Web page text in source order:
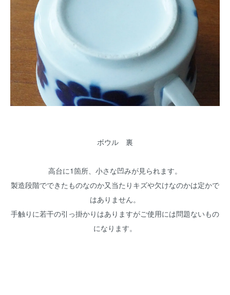
ボウル 裏
高台に1箇所、小さな凹みが見られます。
製造段階でできたものなのか又当たりキズや欠けなのかは定かで
はありません。
手触りに若干の引っ掛かりはありますがご使用には問題ないもの
になります。